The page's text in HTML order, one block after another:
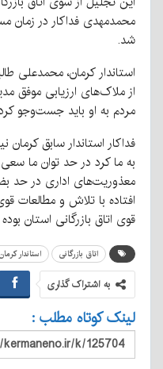
محمدمهدی فداکار در
شد.
استاندار کرمان، محمدعلی
از ملاک‌های ارزیابی موفق
مردم به او باید جست‌وجو
فداکار استاندار سابق
به ما کرد در حد توان ما
معذوریت‌های اداری در حد
افتاده با تلاش و مطالعات
قوی اتاق بازرگانی استان
اتاق بازرگانی استاندار
به اشتراک گذاری
لینک کوتاه مطلب :